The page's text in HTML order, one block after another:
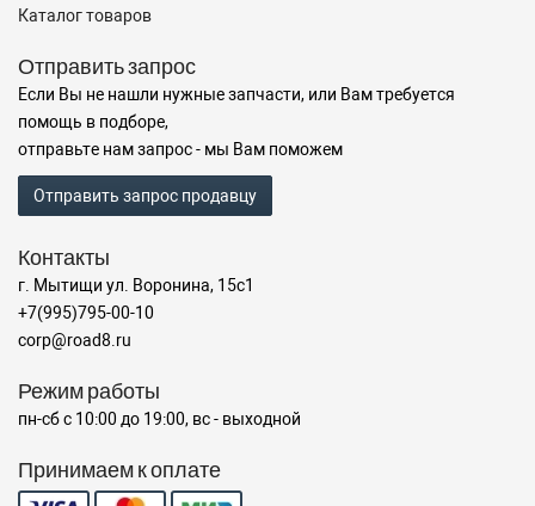
Каталог товаров
Отправить запрос
Если Вы не нашли нужные запчасти, или Вам требуется
помощь в подборе,
отправьте нам запрос - мы Вам поможем
Отправить запрос продавцу
Контакты
г. Мытищи ул. Воронина, 15с1
+7(995)795-00-10
corp@road8.ru
Режим работы
пн-сб с 10:00 до 19:00, вс - выходной
Принимаем к оплате